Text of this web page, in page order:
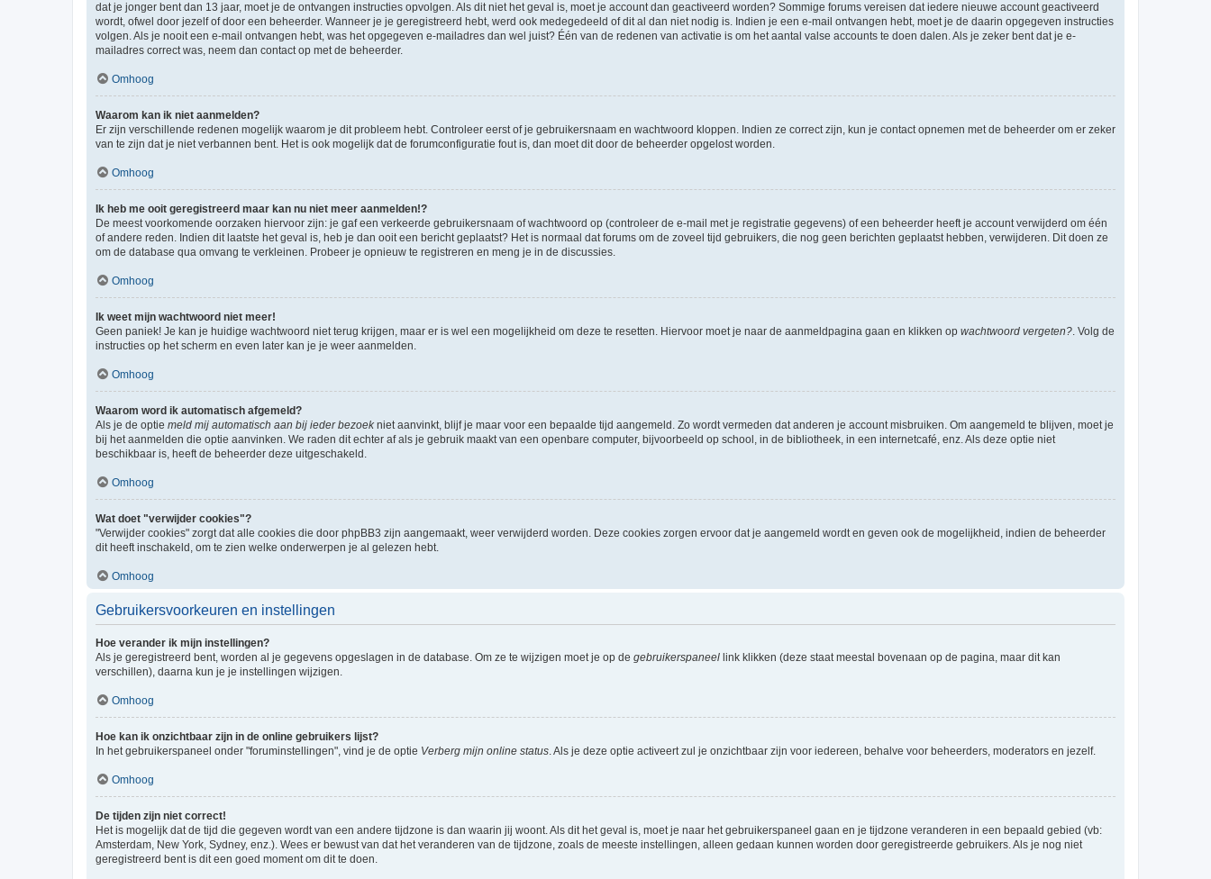
dat je jonger bent dan 13 jaar, moet je de ontvangen instructies opvolgen. Als dit niet het geval is, moet je account dan geactiveerd worden? Sommige forums vereisen dat iedere nieuwe account geactiveerd
wordt, ofwel door jezelf of door een beheerder. Wanneer je je geregistreerd hebt, werd ook medegedeeld of dit al dan niet nodig is. Indien je een e-mail ontvangen hebt, moet je de daarin opgegeven instructies
volgen. Als je nooit een e-mail ontvangen hebt, was het opgegeven e-mailadres dan wel juist? Één van de redenen van activatie is om het aantal valse accounts te doen dalen. Als je zeker bent dat je e-
mailadres correct was, neem dan contact op met de beheerder.
Omhoog
Waarom kan ik niet aanmelden?
Er zijn verschillende redenen mogelijk waarom je dit probleem hebt. Controleer eerst of je gebruikersnaam en wachtwoord kloppen. Indien ze correct zijn, kun je contact opnemen met de beheerder om er zeker
van te zijn dat je niet verbannen bent. Het is ook mogelijk dat de forumconfiguratie fout is, dan moet dit door de beheerder opgelost worden.
Omhoog
Ik heb me ooit geregistreerd maar kan nu niet meer aanmelden!?
De meest voorkomende oorzaken hiervoor zijn: je gaf een verkeerde gebruikersnaam of wachtwoord op (controleer de e-mail met je registratie gegevens) of een beheerder heeft je account verwijderd om één
of andere reden. Indien dit laatste het geval is, heb je dan ooit een bericht geplaatst? Het is normaal dat forums om de zoveel tijd gebruikers, die nog geen berichten geplaatst hebben, verwijderen. Dit doen ze
om de database qua omvang te verkleinen. Probeer je opnieuw te registreren en meng je in de discussies.
Omhoog
Ik weet mijn wachtwoord niet meer!
Geen paniek! Je kan je huidige wachtwoord niet terug krijgen, maar er is wel een mogelijkheid om deze te resetten. Hiervoor moet je naar de aanmeldpagina gaan en klikken op wachtwoord vergeten?. Volg de
instructies op het scherm en even later kan je je weer aanmelden.
Omhoog
Waarom word ik automatisch afgemeld?
Als je de optie meld mij automatisch aan bij ieder bezoekniet aanvinkt, blijf je maar voor een bepaalde tijd aangemeld. Zo wordt vermeden dat anderen je account misbruiken. Om aangemeld te blijven, moet je
bij het aanmelden die optie aanvinken. We raden dit echter af als je gebruik maakt van een openbare computer, bijvoorbeeld op school, in de bibliotheek, in een internetcafé, enz. Als deze optie niet
beschikbaar is, heeft de beheerder deze uitgeschakeld.
Omhoog
Wat doet "verwijder cookies"?
"Verwijder cookies" zorgt dat alle cookies die door phpBB3 zijn aangemaakt, weer verwijderd worden. Deze cookies zorgen ervoor dat je aangemeld wordt en geven ook de mogelijkheid, indien de beheerder
dit heeft inschakeld, om te zien welke onderwerpen je al gelezen hebt.
Omhoog
Gebruikersvoorkeuren en instellingen
Hoe verander ik mijn instellingen?
Als je geregistreerd bent, worden al je gegevens opgeslagen in de database. Om ze te wijzigen moet je op de gebruikerspaneel link klikken (deze staat meestal bovenaan op de pagina, maar dit kan
verschillen), daarna kun je je instellingen wijzigen.
Omhoog
Hoe kan ik onzichtbaar zijn in de online gebruikers lijst?
In het gebruikerspaneel onder "foruminstellingen", vind je de optie Verberg mijn online status. Als je deze optie activeert zul je onzichtbaar zijn voor iedereen, behalve voor beheerders, moderators en jezelf.
Omhoog
De tijden zijn niet correct!
Het is mogelijk dat de tijd die gegeven wordt van een andere tijdzone is dan waarin jij woont. Als dit het geval is, moet je naar het gebruikerspaneel gaan en je tijdzone veranderen in een bepaald gebied (vb:
Amsterdam, New York, Sydney, enz.). Wees er bewust van dat het veranderen van de tijdzone, zoals de meeste instellingen, alleen gedaan kunnen worden door geregistreerde gebruikers. Als je nog niet
geregistreerd bent is dit een goed moment om dit te doen.